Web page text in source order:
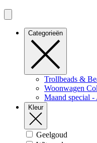
Categorieën
Trollbeads &
Woonwagen
Maand special -
Kleur
Geelgoud